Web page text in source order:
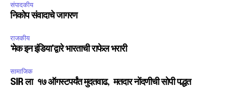
संपादकीय
निकोप संवादाचे जागरण
राजकीय
‘मेक इन इंडिया’द्वारे भारताची राफेल भरारी
सामाजिक
SIR ला १७ ऑगस्टपर्यंत मुदतवाढ, मतदार नोंदणीची सोपी पद्धत